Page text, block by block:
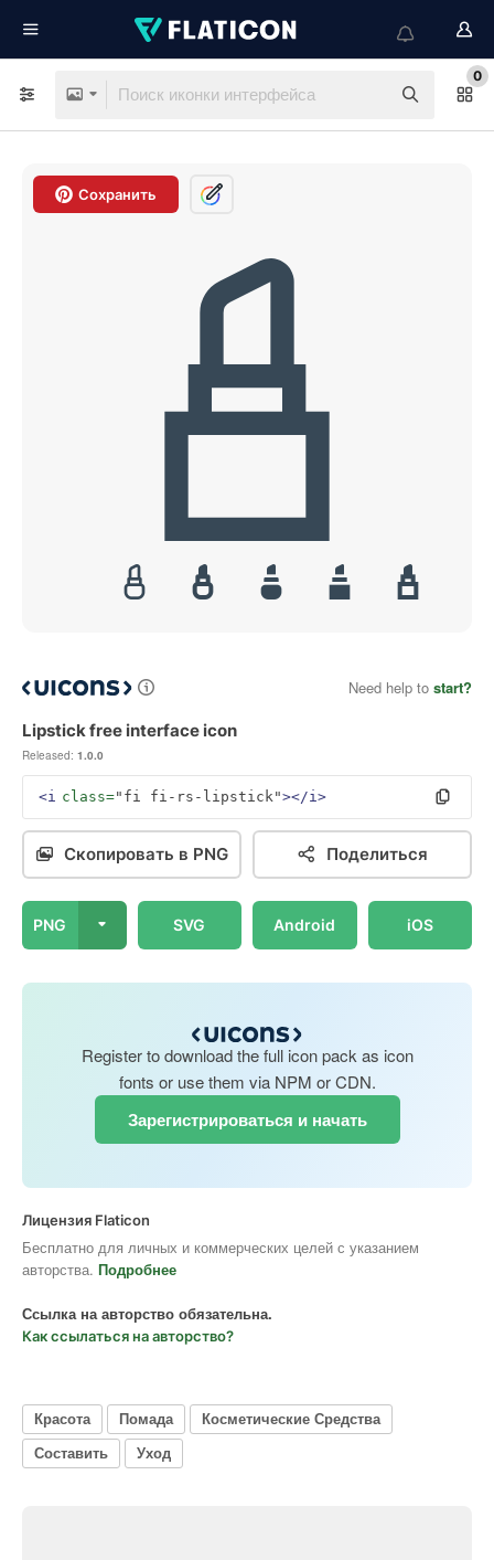
0
Сохранить
Need help to start?
Lipstick free interface icon
Released: 1.0.0
<i class="fi fi-rs-lipstick"></i>
Скопировать в PNG Поделиться
PNG SVG Android iOS
Register to download the full icon pack as icon
fonts or use them via NPM or CDN.
Зарегистрироваться и начать
Лицензия Flaticon
Бесплатно для личных и коммерческих целей с указанием
авторства. Подробнее
Ссылка на авторство обязательна.
Как ссылаться на авторство?
Красота Помада
Косметические Средства
Составить
Уход